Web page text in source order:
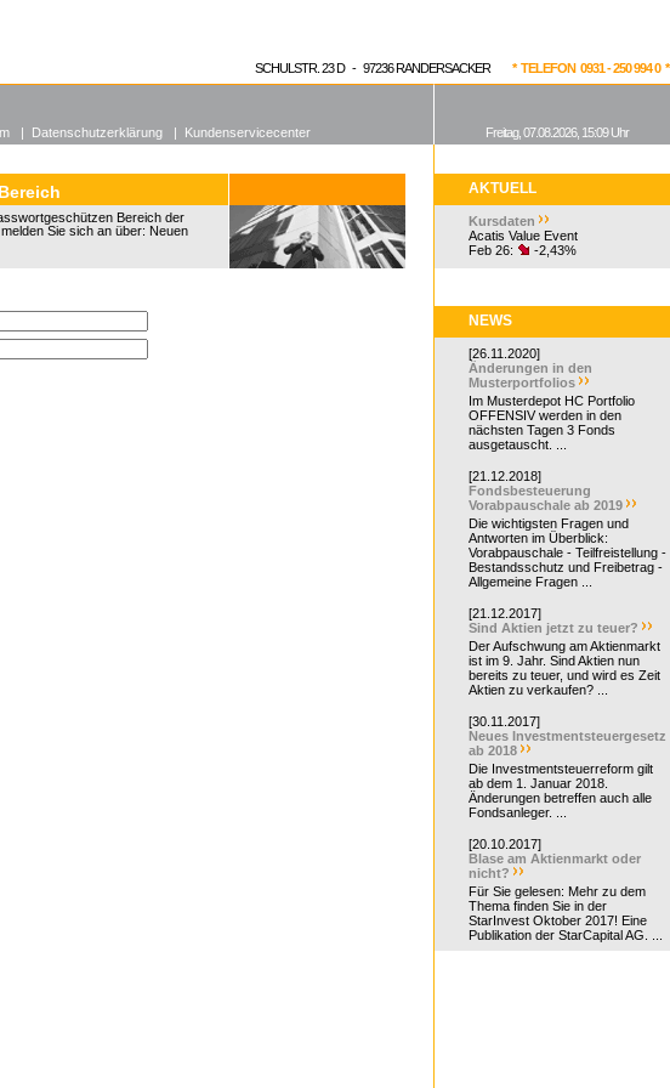
offenen Fonds
Hedgefonds?
SCHULSTR. 23 D - 97236 RANDERSACKER * TELEFON 0931 - 250 994 0 *
Bereich der
Sie sich an über: Neuen
AKTUELL
Kursdaten
Acatis Value Event
Feb 26:
-2,43%
NEWS
[26.11.2020]
Änderungen in den
Musterportfolios
Im Musterdepot HC Portfolio
OFFENSIV werden in den
nächsten Tagen 3 Fonds
ausgetauscht. ...
[21.12.2018]
Fondsbesteuerung
Vorabpauschale ab 2019
Die wichtigsten Fragen und
Antworten im Überblick:
Vorabpauschale - Teilfreistellung -
Bestandsschutz und Freibetrag -
Allgemeine Fragen ...
[21.12.2017]
Sind Aktien jetzt zu teuer?
Der Aufschwung am Aktienmarkt
ist im 9. Jahr. Sind Aktien nun
bereits zu teuer, und wird es Zeit
Aktien zu verkaufen? ...
[30.11.2017]
Neues Investmentsteuergesetz
ab 2018
Die Investmentsteuerreform gilt
ab dem 1. Januar 2018.
Änderungen betreffen auch alle
Fondsanleger. ...
[20.10.2017]
Blase am Aktienmarkt oder
nicht?
Für Sie gelesen: Mehr zu dem
Thema finden Sie in der
StarInvest Oktober 2017! Eine
Publikation der StarCapital AG. ...
| Datenschutzerklärung | Kundenservicecenter Freitag, 07.08.2026, 15:09 Uhr